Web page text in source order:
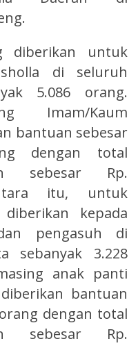
diberikan untuk
di seluruh
5.086 orang.
Imam/Kaum
bantuan sebesar
dengan total
sebesar Rp.
itu, untuk
kepada
pengasuh di
sebanyak 3.228
anak panti
bantuan
dengan total
sebesar Rp.